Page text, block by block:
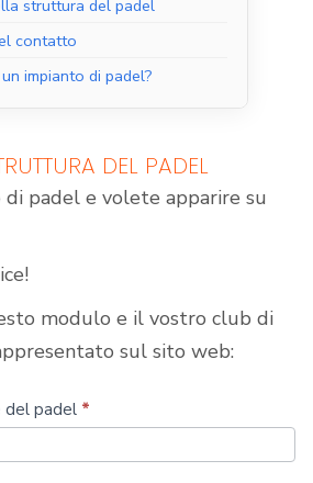
struttura del padel
contatto
impianto di padel?
DEL PADEL
padel e volete apparire su
modulo e il vostro club di
sul sito web:
del padel *
all'aperto